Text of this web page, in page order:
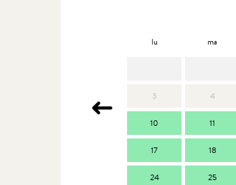
lu ma
3 4
10 11
17 18
24 25